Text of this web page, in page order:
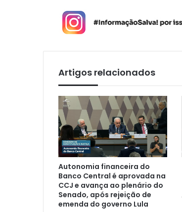
Artigos relacionados
Autonomia financeira do
Banco Central é aprovada na
CCJ e avança ao plenário do
Senado, após rejeição de
emenda do governo Lula